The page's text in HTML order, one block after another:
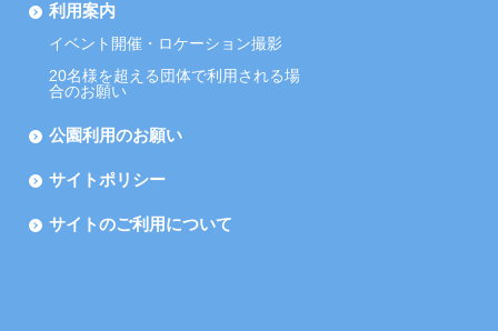
利用案内
イベント開催・ロケーション撮影
20名様を超える団体で利用される場
合のお願い
公園利用のお願い
サイトポリシー
サイトのご利用について